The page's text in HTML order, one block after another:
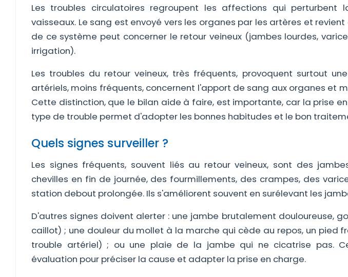
Les troubles circulatoires regroupent les affections qui
vaisseaux. Le sang est envoyé vers les organes par les artères et
de ce système peut concerner le retour veineux (jambes lourdes,
irrigation).
Les troubles du retour veineux, très fréquents, provoquent surtout
artériels, moins fréquents, concernent l'apport de sang aux organes et
Cette distinction, que le bilan aide à faire, est importante, car la prise
type de trouble permet d'adopter les bonnes habitudes et le bon
Quels signes surveiller ?
Les signes fréquents, souvent liés au retour veineux, sont des
chevilles en fin de journée, des fourmillements, des crampes, des
station debout prolongée. Ils s'améliorent souvent en surélevant les
D'autres signes doivent alerter : une jambe brutalement douloureuse,
caillot) ; une douleur du mollet à la marche qui cède au repos, un pied
trouble artériel) ; ou une plaie de la jambe qui ne cicatrise pas.
évaluation pour préciser la cause et adapter la prise en charge.